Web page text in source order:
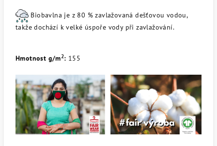
Biobavlna je z 80 % zavlažovaná dešťovou vodou,
takže dochází k velké úspoře vody při zavlažování.
Hmotnost g/m2: 155